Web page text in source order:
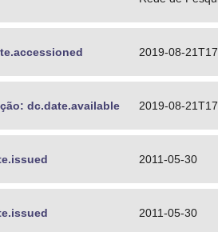
2019-08-
dc.date.available 2019-08-
2011-05-30
2011-05-30